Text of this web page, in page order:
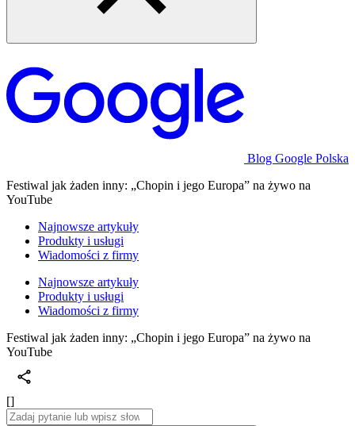
Blog Google Polska
Festiwal jak żaden inny: „Chopin i jego Europa” na żywo na
YouTube
Najnowsze artykuły
Produkty i usługi
Wiadomości z firmy
Najnowsze artykuły
Produkty i usługi
Wiadomości z firmy
Festiwal jak żaden inny: „Chopin i jego Europa” na żywo na
YouTube
[]